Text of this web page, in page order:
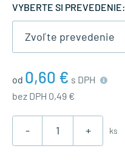
VYBERTE SI PREVEDENIE:
od 0,60 € s DPH
bez DPH 0,49 €
- + ks